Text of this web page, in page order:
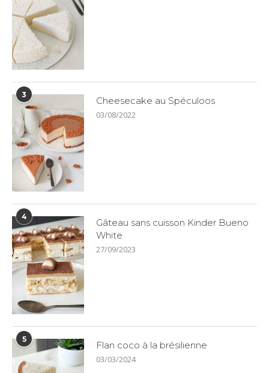
3
Cheesecake au Spéculoos
03/08/2022
4
Gâteau sans cuisson Kinder Bueno
White
27/09/2023
5
Flan coco à la brésilienne
03/03/2024